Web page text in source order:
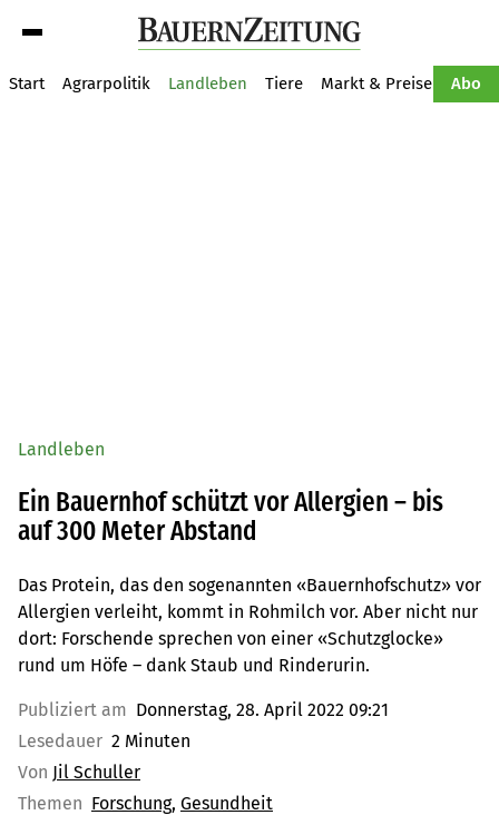
Start Agrarpolitik Landleben Tiere Markt & Preise Abo
Landleben
Ein Bauernhof schützt vor Allergien – bis
auf 300 Meter Abstand
Das Protein, das den sogenannten «Bauernhofschutz» vor
Allergien verleiht, kommt in Rohmilch vor. Aber nicht nur
dort: Forschende sprechen von einer «Schutzglocke»
rund um Höfe – dank Staub und Rinderurin.
Publiziert am Donnerstag, 28. April 2022 09:21
Lesedauer 2 Minuten
Von Jil Schuller
Themen Forschung Gesundheit